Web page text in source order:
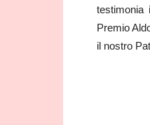
testimonia
Premio
il nostro